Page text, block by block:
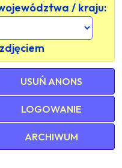
/ kraju:
USUŃ ANONS
LOGOWANIE
ARCHIWUM